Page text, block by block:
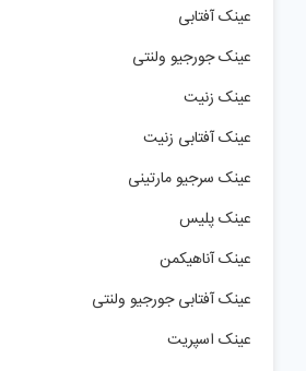
عینک آفتابی
عینک جورجیو ولنتی
عینک زنیت
عینک آفتابی زنیت
عینک سرجیو مارتینی
عینک پلیس
عینک آناهیکمن
عینک آفتابی جورجیو ولنتی
عینک اسپریت